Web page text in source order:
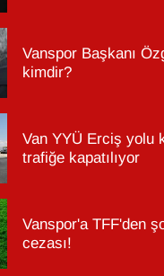
Vanspor Başkanı
kimdir?
Van YYÜ Erciş yolu
trafiğe kapatılıyor
Vanspor'a TFF'den
cezası!